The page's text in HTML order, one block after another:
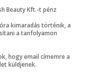
Beauty Kft.-t pénz
kimaradás történik, a
a tanfolyamon
hogy email címemre a
küldjenek.